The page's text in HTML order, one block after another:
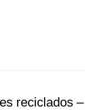
reciclados